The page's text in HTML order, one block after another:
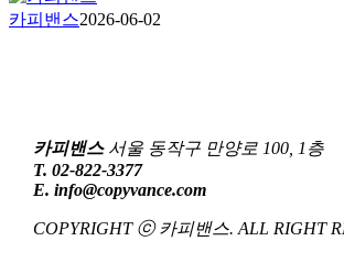
체
카피밴스2026-06-02
카피밴스서울 동작구 만양로 100, 1층
T. 02-822-3377
E. info@copyvance.com
COPYRIGHT ⓒ 카피밴스. ALL RIGHT